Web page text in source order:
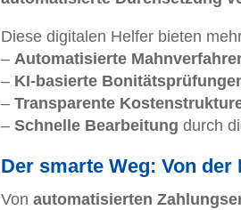
Diese digitalen Helfer bieten
– Automatisierte
– KI-basierte
– Transparente
– Schnelle Bearbeitung durch
Der smarte Weg: Von
Von automatisierten